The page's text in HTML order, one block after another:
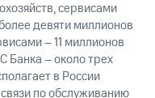
сервисами
девяти миллионов
– 11 миллионов
Банка – около трех
в России
по обслуживанию